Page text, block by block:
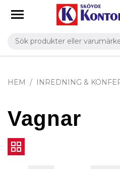
HEM INREDNING &
Vagnar